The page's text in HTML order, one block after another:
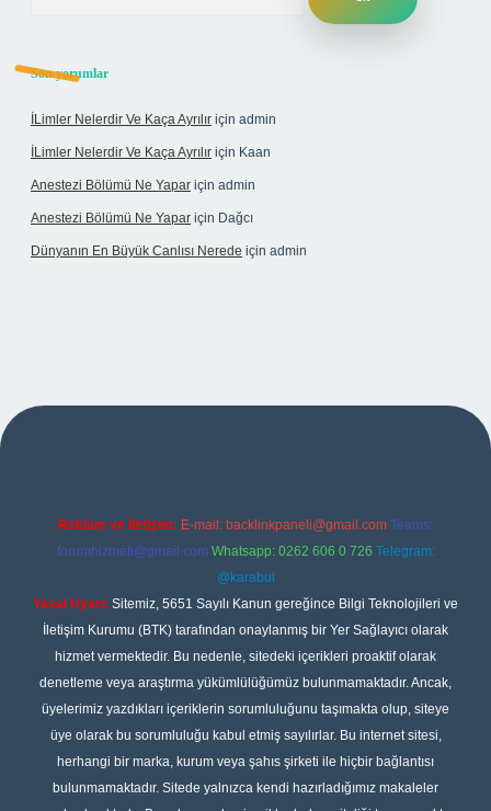
Son yorumlar
İLimler Nelerdir Ve Kaça Ayrılır için admin
İLimler Nelerdir Ve Kaça Ayrılır için Kaan
Anestezi Bölümü Ne Yapar için admin
Anestezi Bölümü Ne Yapar için Dağcı
Dünyanın En Büyük Canlısı Nerede için admin
giriş
Reklam ve İletişim: E-mail: backlinkpaneli@gmail.com Teams:
forumhizmeti@gmail.com Whatsapp: 0262 606 0 726 Telegram:
@karabul
Yasal Uyarı: Sitemiz, 5651 Sayılı Kanun gereğince Bilgi Teknolojileri ve
İletişim Kurumu (BTK) tarafından onaylanmış bir Yer Sağlayıcı olarak
hizmet vermektedir. Bu nedenle, sitedeki içerikleri proaktif olarak
denetleme veya araştırma yükümlülüğümüz bulunmamaktadır. Ancak,
üyelerimiz yazdıkları içeriklerin sorumluluğunu taşımakta olup, siteye
üye olarak bu sorumluluğu kabul etmiş sayılırlar. Bu internet sitesi,
herhangi bir marka, kurum veya şahıs şirketi ile hiçbir bağlantısı
bulunmamaktadır. Sitede yalnızca kendi hazırladığımız makaleler